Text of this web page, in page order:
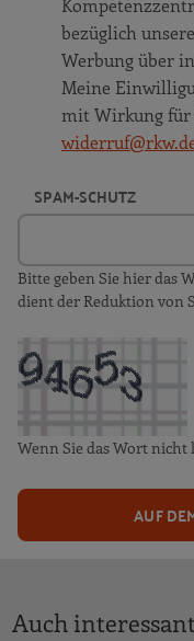
bezüglich
Werbung über
Meine
mit Wirkung für
SPAM-SCHUTZ
Bitte geben Sie hier das
dient der Reduktion von
Wenn Sie das Wort nicht
AUF
Auch